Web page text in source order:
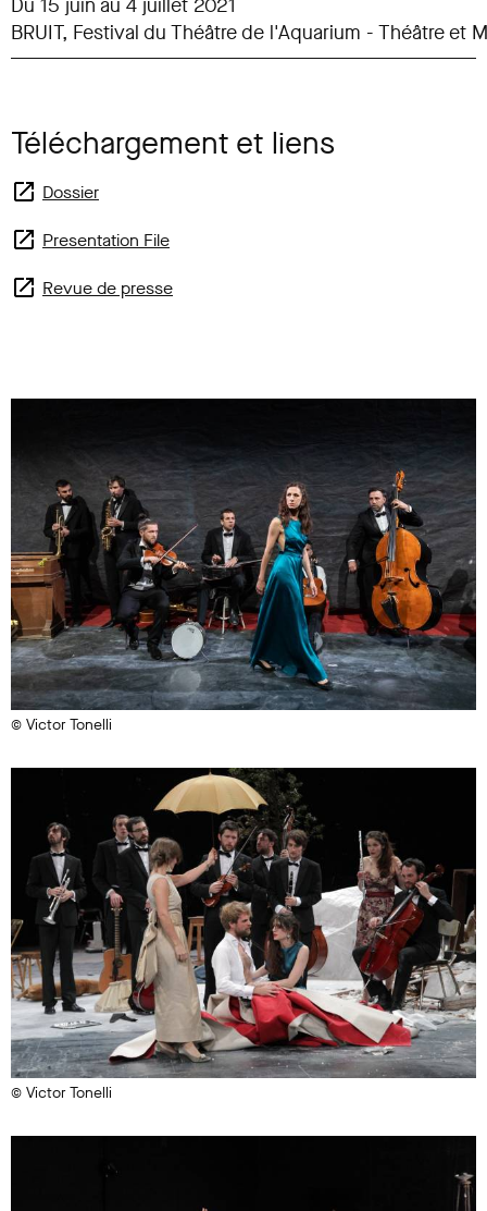
Du 15 juin au 4 juillet 2021
BRUIT, Festival du Théâtre de l'Aquarium - Théâtre et
Téléchargement et liens
Dossier
Presentation File
Revue de presse
© Victor Tonelli
© Victor Tonelli